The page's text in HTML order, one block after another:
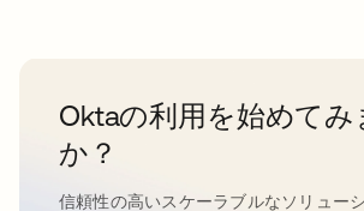
Oktaの利用を始めてみ
か？
信頼性の高いスケーラブルなソリュー